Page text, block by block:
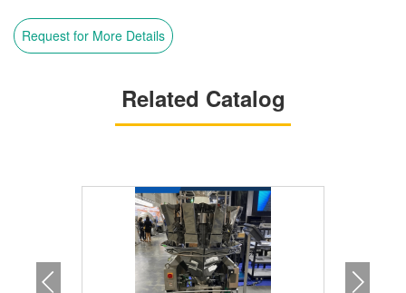
Request for More Details
Related Catalog